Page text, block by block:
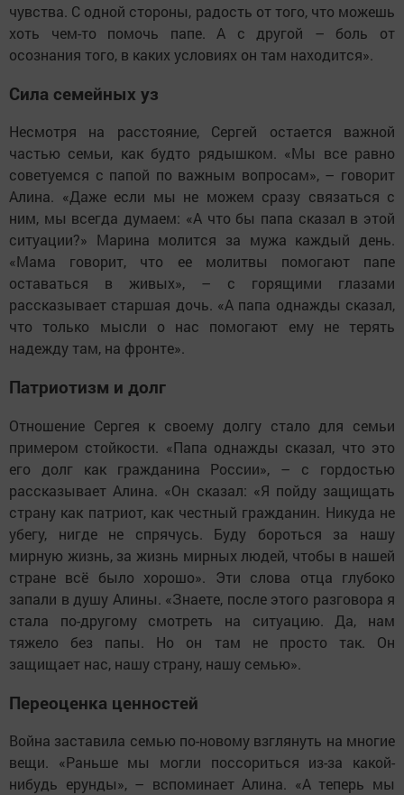
чувства. С одной стороны, радость от того, что можешь
хоть чем-то помочь папе. А с другой – боль от
осознания того, в каких условиях он там находится».
Сила семейных уз
Несмотря на расстояние, Сергей остается важной
частью семьи, как будто рядышком. «Мы все равно
советуемся с папой по важным вопросам», – говорит
Алина. «Даже если мы не можем сразу связаться с
ним, мы всегда думаем: «А что бы папа сказал в этой
ситуации?» Марина молится за мужа каждый день.
«Мама говорит, что ее молитвы помогают папе
оставаться в живых», – с горящими глазами
рассказывает старшая дочь. «А папа однажды сказал,
что только мысли о нас помогают ему не терять
надежду там, на фронте».
Патриотизм и долг
Отношение Сергея к своему долгу стало для семьи
примером стойкости. «Папа однажды сказал, что это
его долг как гражданина России», – с гордостью
рассказывает Алина. «Он сказал: «Я пойду защищать
страну как патриот, как честный гражданин. Никуда не
убегу, нигде не спрячусь. Буду бороться за нашу
мирную жизнь, за жизнь мирных людей, чтобы в нашей
стране всё было хорошо». Эти слова отца глубоко
запали в душу Алины. «Знаете, после этого разговора я
стала по-другому смотреть на ситуацию. Да, нам
тяжело без папы. Но он там не просто так. Он
защищает нас, нашу страну, нашу семью».
Переоценка ценностей
Война заставила семью по-новому взглянуть на многие
вещи. «Раньше мы могли поссориться из-за какой-
нибудь ерунды», – вспоминает Алина. «А теперь мы